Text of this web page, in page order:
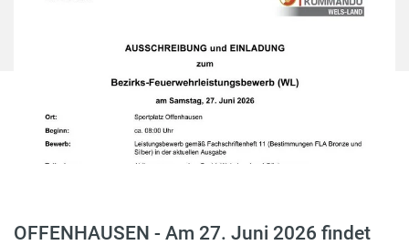
OFFENHAUSEN - Am 27. Juni 2026 findet